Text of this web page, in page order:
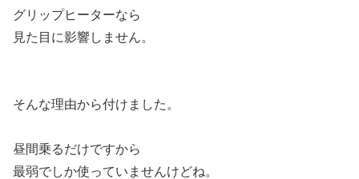
グリップヒーターなら
見た目に影響しません。
そんな理由から付けました。
昼間乗るだけですから
最弱でしか使っていませんけどね。